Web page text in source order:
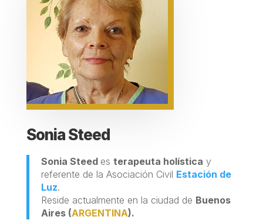
Sonia Steed
Sonia Steed es terapeuta holística y
referente de la Asociación Civil Estación de
Luz.
Reside actualmente en la ciudad de Buenos
Aires (ARGENTINA).